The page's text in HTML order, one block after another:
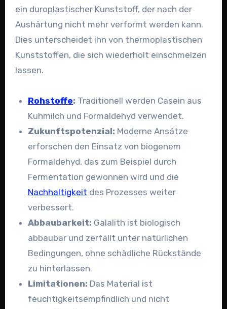
ein duroplastischer Kunststoff, der nach der
Aushärtung nicht mehr verformt werden kann.
Dies unterscheidet ihn von thermoplastischen
Kunststoffen, die sich wiederholt einschmelzen
lassen.
Rohstoffe: Traditionell werden Casein aus
Kuhmilch und Formaldehyd verwendet.
Zukunftspotenzial: Moderne Ansätze
erforschen den Einsatz von biogenem
Formaldehyd, das zum Beispiel durch
Fermentation gewonnen wird und die
Nachhaltigkeit des Prozesses weiter
verbessert.
Abbaubarkeit: Galalith ist biologisch
abbaubar und zerfällt unter natürlichen
Bedingungen, ohne schädliche Rückstände
zu hinterlassen.
Limitationen: Das Material ist
feuchtigkeitsempfindlich und nicht